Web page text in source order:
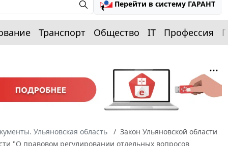
Перейти в систему ГАРАНТ
Транспорт Общество IT Профессия
Ульяновская область
Закон Ульяновской области
"О правовом регулировании отдельных вопросов